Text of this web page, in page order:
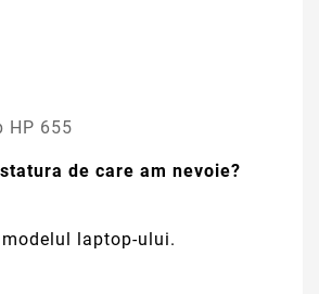
HP 655
de care am nevoie?
laptop-ului.